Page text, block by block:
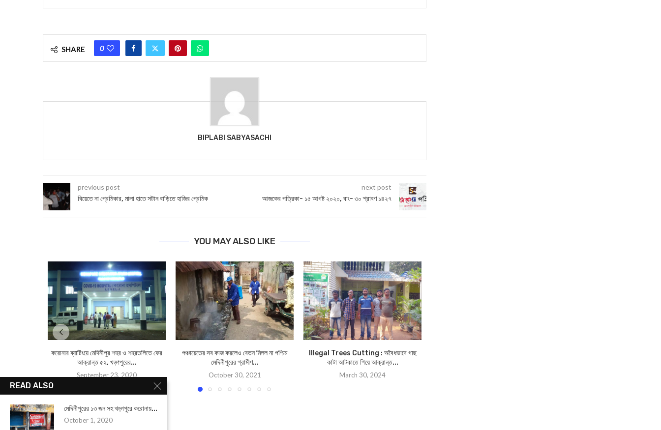
SHARE 0
BIPLABI SABYASACHI
previous post
বিয়েতে না প্রেমিকার, মালা হাতে সটান বাড়িতে হাজির প্রেমিক
next post
আজকের পত্রিকা- ১৫ আগষ্ট ২০২০, বাং- ৩০ শ্রাবণ ১৪২৭
YOU MAY ALSO LIKE
করোনার ব্যাটিংয়ে মেদিনীপুর শহর ও শহরতলিতে ফের
আক্রান্ত ৫২, খড়্গপুরের...
September 23, 2020
পঞ্চায়েতের সব কাজ করলেও বেতন মিলল না পশ্চিম
মেদিনীপুরের গ্রামীণ...
October 30, 2021
Illegal Trees Cutting : অবৈধভাবে গাছ
কাটা আটকাতে গিয়ে আক্রান্ত...
March 30, 2024
READ ALSO
মেদিনীপুরের ১৩ জন সহ খড়্গপুরে করোনায়...
October 1, 2020